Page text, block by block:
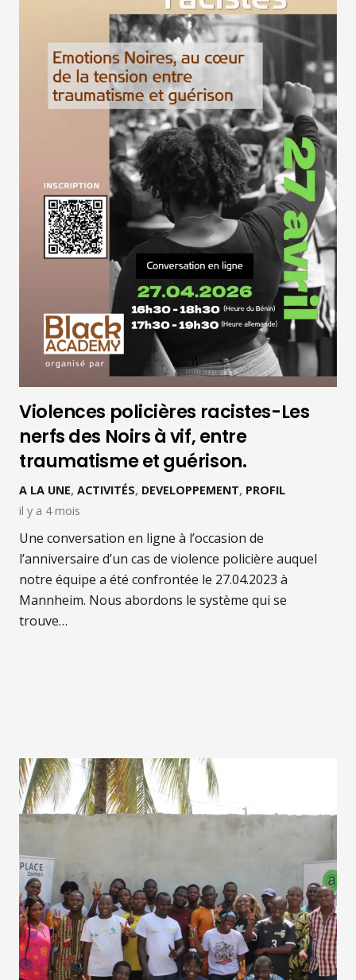
Violences policières racistes-Les
nerfs des Noirs à vif, entre
traumatisme et guérison.
A LA UNE, ACTIVITÉS, DEVELOPPEMENT, PROFIL
il y a 4 mois
Une conversation en ligne à l’occasion de
l’anniversaire d’un cas de violence policière auquel
notre équipe a été confrontée le 27.04.2023 à
Mannheim. Nous abordons le système qui se
trouve…